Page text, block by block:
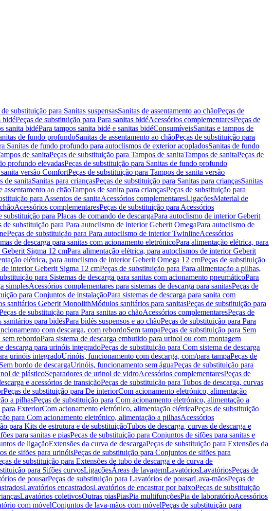
de substituição para Sanitas suspensasSanitas de assentamento ao chãoPeças de
bidéPeças de substituição para Para sanitas bidéAcessórios complementaresPeças de
sanita bidéPara tampos sanita bidé e sanitas bidéConsumíveisSanitas e tampos de
de fundo profundoSanitas de assentamento ao chãoPeças de substituição para
Sanitas de fundo profundo para autoclismos de exterior acopladosSanitas de fundo
de sanitaPeças de substituição para Tampos de sanitaTampos de sanitaPeças de
profundo elevadasPeças de substituição para Sanitas de fundo profundo
versão ComfortPeças de substituição para Tampos de sanita versão
de sanitaSanitas para criançasPeças de substituição para Sanitas para criançasSanitas
assentamento ao chãoTampos de sanita para criançasPeças de substituição para
para Assentos de sanitaAcessórios complementaresLigaçõesMaterial de
Acessórios complementaresPeças de substituição para Acessórios
substituição para Placas de comando de descargaPara autoclismo de interior Geberit
de substituição para Para autoclismo de interior Geberit OmegaPara autoclismo de
Peças de substituição para Para autoclismo de interior TwinlineAcessórios
de descarga para sanitas com acionamento eletrónicoPara alimentação elétrica, para
Geberit Sigma 12 cmPara alimentação elétrica, para autoclismos de interior Geberit
elétrica, para autoclismo de interior Geberit Omega 12 cmPeças de substituição
interior Geberit Sigma 12 cmPeças de substituição para Para alimentação a pilhas,
para Sistemas de descarga para sanitas com acionamento pneumáticoPara
simplesAcessórios complementares para sistemas de descarga para sanitasPeças de
para Conjuntos de instalaçãoPara sistemas de descarga para sanita com
sanitários Geberit MonolithMódulos sanitários para sanitasPeças de substituição para
de substituição para Para sanitas ao chãoAcessórios complementaresPeças de
sanitários para bidésPara bidés suspensos e ao chãoPeças de substituição para Para
com descarga, com rebordoSem tampaPeças de substituição para Sem
sem rebordoPara sistema de descarga embutido para urinol ou com montagem
descarga para urinóis integradoPeças de substituição para Com sistema de descarga
urinóis integradoUrinóis, funcionamento com descarga, com/para tampaPeças de
bordo de descargaUrinóis, funcionamento sem águaPeças de substituição para
de plásticoSeparadores de urinol de vidroAcessórios complementaresPeças de
e acessórios de transiçãoPeças de substituição para Tubos de descarga, curvas
Peças de substituição para De interiorCom acionamento eletrónico, alimentação
a pilhasPeças de substituição para Com acionamento eletrónico, alimentação a
para ExteriorCom acionamento eletrónico, alimentação elétricaPeças de substituição
para Com acionamento eletrónico, alimentação a pilhasAcessórios
para Kits de estrutura e de substituiçãoTubos de descarga, curvas de descarga e
para sanitas e piasPeças de substituição para Conjuntos de sifões para sanitas e
de ligaçãoExtensões da curva de descargaPeças de substituição para Extensões da
de sifões para urinóisPeças de substituição para Conjuntos de sifões para
de substituição para Extensões de tubo de descarga e de curva de
para Sifões curvosLigaçõesÁreas de lavagemLavatóriosLavatóriosPeças de
de pousarPeças de substituição para Lavatórios de pousarLava-mãosPeças de
Lavatórios encastradosLavatórios de encastrar por baixoPeças de substituição
Lavatórios coletivosOutras piasPiasPia multifunçõesPia de laboratórioAcessórios
com móvelConjuntos de lava-mãos com móvelPeças de substituição para